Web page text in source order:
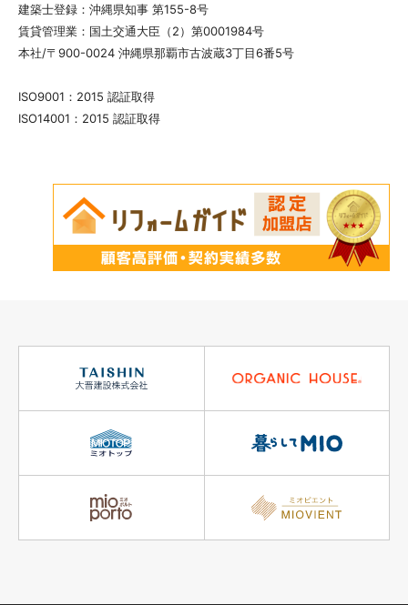
建築士登録：沖縄県知事 第155-8号
賃貸管理業：国土交通大臣（2）第0001984号
本社/〒900-0024 沖縄県那覇市古波蔵3丁目6番5号
ISO9001：2015 認証取得
ISO14001：2015 認証取得